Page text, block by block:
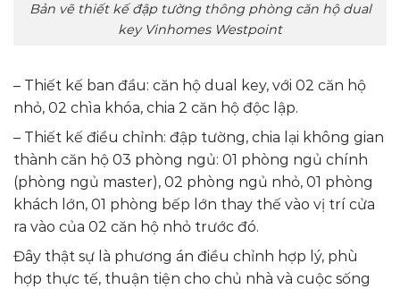
Bản vẽ thiết kế đập tường thông phòng căn hộ dual
key Vinhomes Westpoint
– Thiết kế ban đầu: căn hộ dual key, với 02 căn hộ
nhỏ, 02 chìa khóa, chia 2 căn hộ độc lập.
– Thiết kế điều chỉnh: đập tường, chia lại không gian
thành căn hộ 03 phòng ngủ: 01 phòng ngủ chính
(phòng ngủ master), 02 phòng ngủ nhỏ, 01 phòng
khách lớn, 01 phòng bếp lớn thay thế vào vị trí cửa
ra vào của 02 căn hộ nhỏ trước đó.
Đây thật sự là phương án điều chỉnh hợp lý, phù
hợp thực tế, thuận tiện cho chủ nhà và cuộc sống